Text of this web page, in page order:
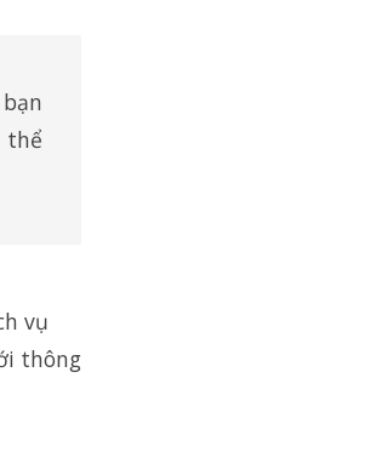
thể
vụ
thông